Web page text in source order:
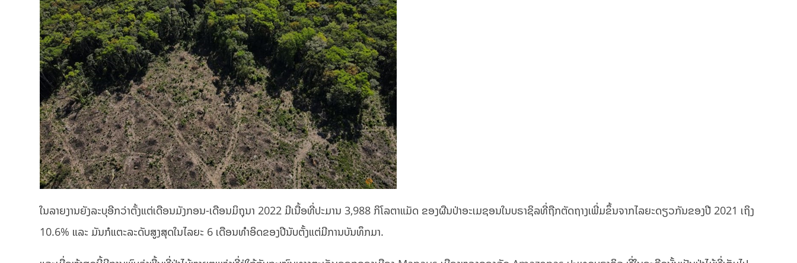
ໃນລາຍງານຍັງລະບຸອີກວ່າຕັ້ງແຕ່ເດືອນມັງກອນ-ເດືອນມິຖຸນາ 2022 ມີເນື້ອທີ່ປະມານ 3,988 ກິໂລຕາແມັດ ຂອງຜືນປ່າອະເມຊອນໃນບຣາຊິລທີ່ຖືກຕັດຖາງເພີ່ມຂຶ້ນຈາກໄລຍະດຽວກັນຂອງປີ 2021 ເຖິງ
10.6% ແລະ ມັນກໍແຕະລະດັບສູງສຸດໃນໄລຍະ 6 ເດືອນທຳອິດຂອງປີນັບຕັ້ງແຕ່ມີການບັນທຶກມາ.